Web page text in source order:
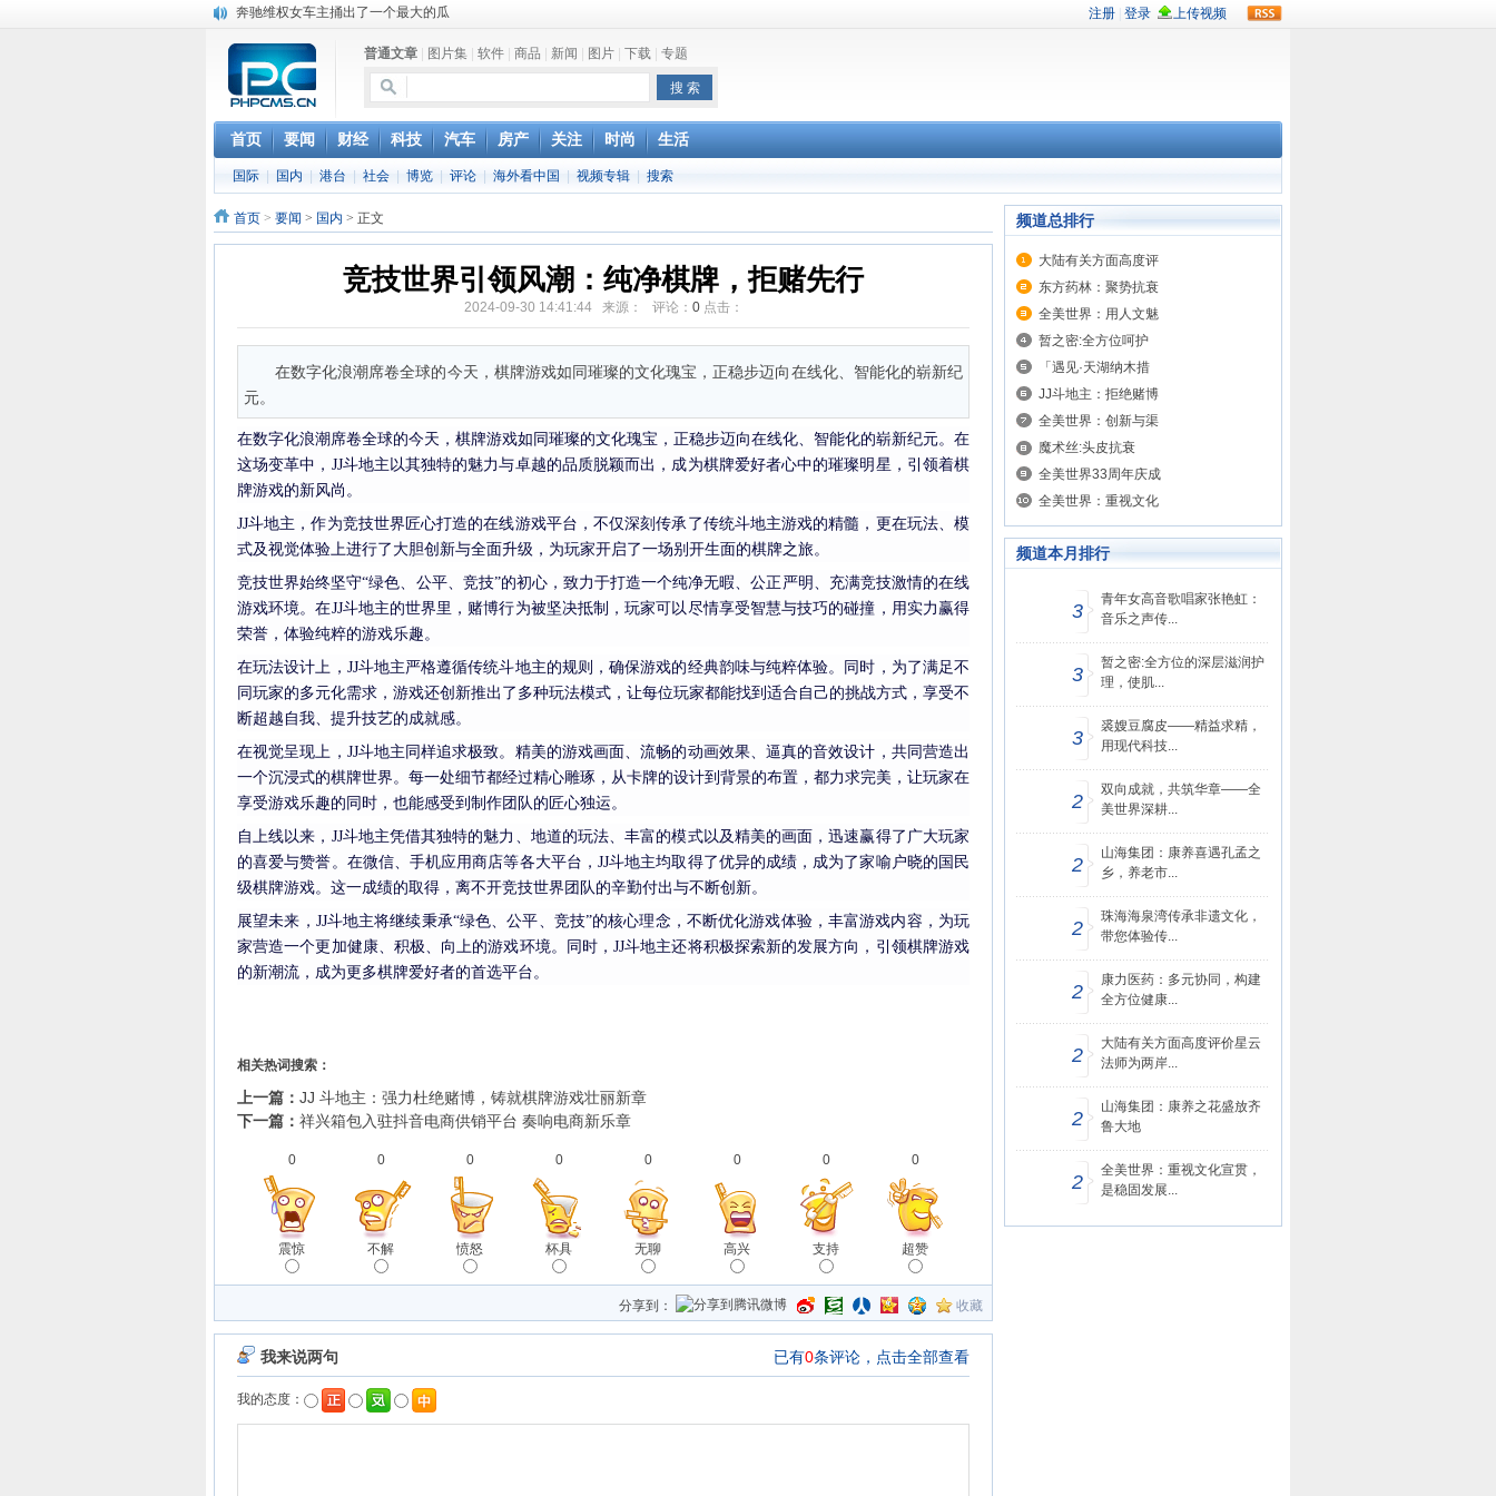
奔驰维权女车主捅出了一个最大的瓜
DS四款新能源车型上海车展亚洲首秀
苹果与高通和解 英特尔失去重要移动客户
小米高管：虽然高通与苹果和解，但5G iPhone最快明年下半年发布
iOS 13加入黑暗模式 多功能加持6月份见
高通与苹果达成和解，双方达成6年许可协议
巴黎圣母院大火肆虐，人类文明的一场浩劫
普通文章 图片集 软件 商品 新闻 图片 下载 专题
首页 要闻 财经 科技 汽车 房产 关注 时尚 生活
国际 国内 港台 社会 博览 评论 海外看中国 视频专辑 搜索
首页 > 要闻 > 国内 > 正文
竞技世界引领风潮：纯净棋牌，拒赌先行
2024-09-30 14:41:44 来源： 评论： 0点击：
在数字化浪潮席卷全球的今天，棋牌游戏如同璀璨的文化瑰宝，正稳步迈向在线化、智能化的崭新纪
元。
在数字化浪潮席卷全球的今天，棋牌游戏如同璀璨的文化瑰宝，正稳步迈向在线化、智能化的崭新纪元。在
这场变革中， JJ斗地主以其独特的魅力与卓越的品质脱颖而出，成为棋牌爱好者心中的璀璨明星，引领着棋
牌游戏的新风尚。
JJ斗地主，作为竞技世界匠心打造的在线游戏平台，不仅深刻传承了传统斗地主游戏的精髓，更在玩法、模
式及视觉体验上进行了大胆创新与全面升级，为玩家开启了一场别开生面的棋牌之旅。
竞技世界始终坚守“绿色、公平、竞技”的初心，致力于打造一个纯净无暇、公正严明、充满竞技激情的在线
游戏环境。在JJ斗地主的世界里，赌博行为被坚决抵制，玩家可以尽情享受智慧与技巧的碰撞，用实力赢得
荣誉，体验纯粹的游戏乐趣。
在玩法设计上， JJ斗地主严格遵循传统斗地主的规则，确保游戏的经典韵味与纯粹体验。同时，为了满足不
同玩家的多元化需求，游戏还创新推出了多种玩法模式，让每位玩家都能找到适合自己的挑战方式，享受不
断超越自我、提升技艺的成就感。
在视觉呈现上， JJ斗地主同样追求极致。精美的游戏画面、流畅的动画效果、逼真的音效设计，共同营造出
一个沉浸式的棋牌世界。每一处细节都经过精心雕琢，从卡牌的设计到背景的布置，都力求完美，让玩家在
享受游戏乐趣的同时，也能感受到制作团队的匠心独运。
自上线以来， JJ斗地主凭借其独特的魅力、地道的玩法、丰富的模式以及精美的画面，迅速赢得了广大玩家
的喜爱与赞誉。在微信、手机应用商店等各大平台，JJ斗地主均取得了优异的成绩，成为了家喻户晓的国民
级棋牌游戏。这一成绩的取得，离不开竞技世界团队的辛勤付出与不断创新。
展望未来， JJ斗地主将继续秉承“绿色、公平、竞技”的核心理念，不断优化游戏体验，丰富游戏内容，为玩
家营造一个更加健康、积极、向上的游戏环境。同时，JJ斗地主还将积极探索新的发展方向，引领棋牌游戏
的新潮流，成为更多棋牌爱好者的首选平台。
相关热词搜索：
上一篇： JJ 斗地主：强力杜绝赌博，铸就棋牌游戏壮丽新章
下一篇： 祥兴箱包入驻抖音电商供销平台 奏响电商新乐章
0
震惊
0
不解
0
愤怒
0
杯具
0
无聊
0
高兴
0
支持
0
超赞
分享到： 收藏
频道总排行
大陆有关方面高度评
东方药林：聚势抗衰
全美世界：用人文魅
暂之密:全方位呵护
「遇见·天湖纳木措
JJ斗地主：拒绝赌博
全美世界：创新与渠
魔术丝:头皮抗衰
全美世界33周年庆成
全美世界：重视文化
频道本月排行
3
青年女高音歌唱家张艳虹：
音乐之声传...
3
暂之密:全方位的深层滋润护
理，使肌...
3
裘嫂豆腐皮——精益求精，
用现代科技...
2
双向成就，共筑华章——全
美世界深耕...
2
山海集团：康养喜遇孔孟之
乡，养老市...
2
珠海海泉湾传承非遗文化，
带您体验传...
2
康力医药：多元协同，构建
全方位健康...
2
大陆有关方面高度评价星云
法师为两岸...
2
山海集团：康养之花盛放齐
鲁大地
2
全美世界：重视文化宣贯，
是稳固发展...